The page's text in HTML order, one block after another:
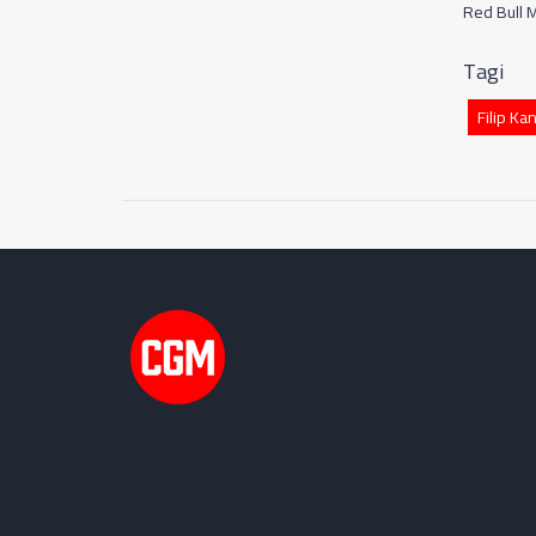
Red Bull
Tagi
Filip